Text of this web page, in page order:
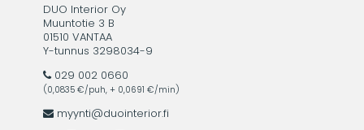
DUO Interior Oy
Muuntotie 3 B
01510 VANTAA
Y-tunnus 3298034-9
029 002 0660
(0,0835 €/puh, + 0,0691 €/min)
myynti@duointerior.fi